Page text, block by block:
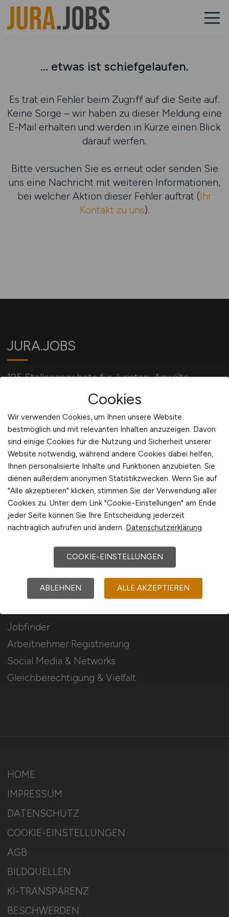
... etwas ist schiefgelaufen.
Es trat ein Fehler beim Zugriff auf die Seite auf.
Keine Sorge – wir haben zu dieser Meldung eine
E-Mail erhalten und werden in Kürze einen Blick
darauf werfen.
Bitte versuchen Sie es erneut oder senden Sie
uns eine Nachricht mit weiteren Informationen,
bei welcher Aktion dieser Fehler auftrat (Ihr
Kontakt zu uns).
JURA.JOBS
195 Stellenangebote für Juristen, Anwälte,
Richter und alle mit Jura verbundene Berufe.
Für Arbeitnehmer
Jobfinder
Arbeitnehmer Registrierung
Social Media & Networks
Gleichberechtigung & Vielfalt
Für Arbeitgeber
Stellenanzeigen schalten
Mediadaten & Konditionen
Arbeitgeber Seite
Arbeitgeber Kontakt
Karrierenetzwerk
HOME
IMPRESSUM
DATENSCHUTZ
COOKIE-EINSTELLUNGEN
AGB
BILDQUELLEN
KI-TRANSPARENZ
BESCHWERDEN
Cookies
Wir verwenden Cookies, um Ihnen unsere Website
bestmöglich und mit relevanten Inhalten anzuzeigen. Davon
sind einige Cookies für die Nutzung und Sicherheit unserer
Website notwendig, während andere Cookies dabei helfen,
Ihnen personalisierte Inhalte und Funktionen anzubieten. Sie
dienen außerdem anonymen Statistikzwecken. Wenn Sie auf
"Alle akzeptieren" klicken, stimmen Sie der Verwendung aller
Cookies zu. Unter dem Link "Cookie-Einstellungen" am Ende
jeder Seite können Sie Ihre Entscheidung jederzeit
nachträglich aufrufen und ändern. Datenschutzerklärung
COOKIE-EINSTELLUNGEN
ABLEHNEN ALLE AKZEPTIEREN